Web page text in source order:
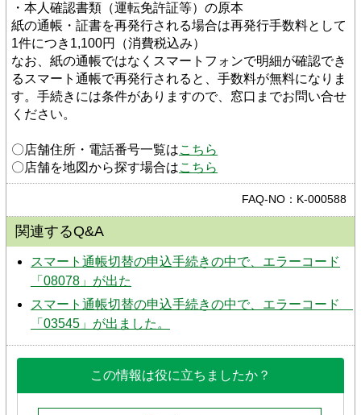
・本人確認書類（運転免許証等）の原本
紙の通帳・証書を再発行される場合は再発行手数料として
1件につき1,100円（消費税込み）
なお、紙の通帳ではなくスマートフォンで明細が確認でき
るスマート通帳で再発行されると、手数料が無料になりま
す。手続きには条件がありますので、窓口までお問い合せ
ください。
〇店舗住所・電話番号一覧はこちら
〇店舗を地図から探す場合はこちら
FAQ-NO：K-000588
関連するQ&A
スマート通帳切替の申込手続きの中で、エラーコード
「08078」が出た
スマート通帳切替の申込手続きの中で、エラーコード
「03545」が出ました。
この情報は役に立ちましたか？